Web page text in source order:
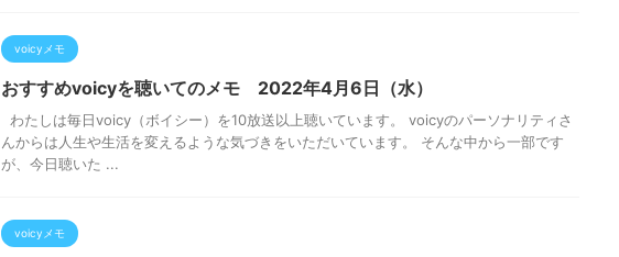
voicyメモ
おすすめvoicyを聴いてのメモ 2022年4月6日（水）
わたしは毎日voicy（ボイシー）を10放送以上聴いています。 voicyのパーソナリティさ
んからは人生や生活を変えるような気づきをいただいています。 そんな中から一部です
が、今日聴いた ...
voicyメモ